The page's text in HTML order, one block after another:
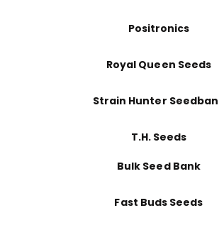
Positronics
Royal Queen Seeds
Strain Hunter
T.H. Seeds
Bulk Seed Bank
Fast Buds Seeds